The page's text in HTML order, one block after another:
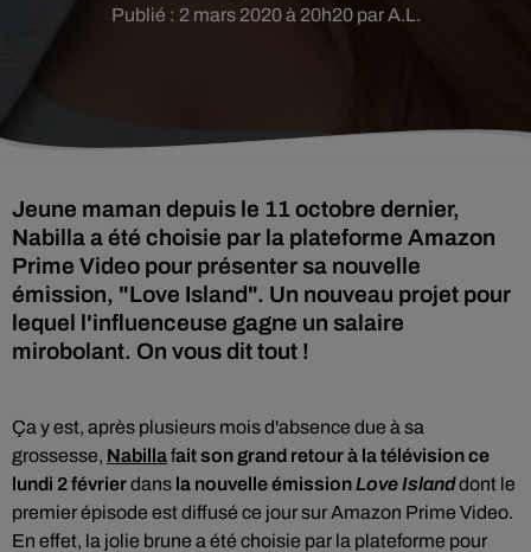
Publié : 2 mars 2020 à 20h20 par A.L.
Jeune maman depuis le 11 octobre dernier,
Nabilla a été choisie par la plateforme Amazon
Prime Video pour présenter sa nouvelle
émission, "Love Island". Un nouveau projet pour
lequel l'influenceuse gagne un salaire
mirobolant. On vous dit tout !
Ça y est, après plusieurs mois d'absence due à sa
grossesse, Nabillafait son grand retour à la télévision ce
lundi 2 févrierdans la nouvelle émissionLove Islanddont le
premier épisode est diffusé ce jour sur Amazon Prime Video.
En effet, la jolie brune a été choisie par la plateforme pour